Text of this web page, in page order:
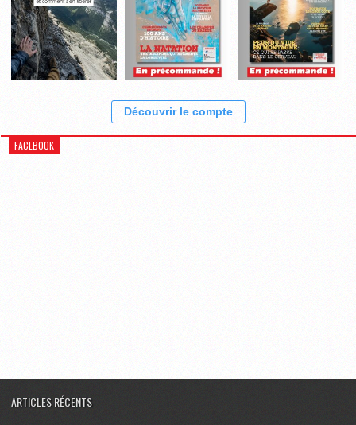
Découvrir le compte
FACEBOOK
ARTICLES RÉCENTS